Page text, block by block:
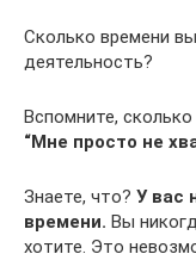
Сколько времени
деятельность?
Вспомните,
“Мне просто не
Знаете, что? У вас
времени. Вы
хотите. Это